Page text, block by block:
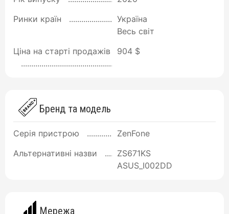
Ринки країн
Україна
Весь світ
Ціна на старті продажів
904 $
Бренд та модель
Серія пристрою
ZenFone
Альтернативні назви
ZS671KS
ASUS_I002DD
Мережа